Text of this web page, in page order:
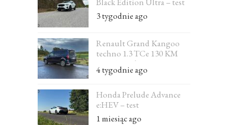
3 tygodnie ago
Renault Grand Kangoo
techno 1.3 TCe 130 KM
EDC 7-osobowe – test
4 tygodnie ago
Honda Prelude Advance
e:HEV – test
1 miesiąc ago